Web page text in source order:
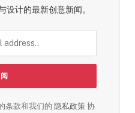
设计的最新创意新闻。
条款和我们的 隐私政策协